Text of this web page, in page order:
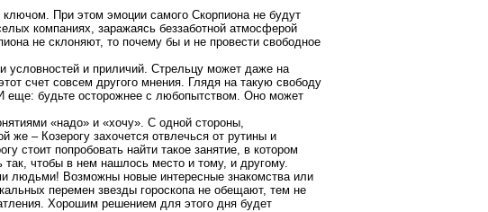
При этом эмоции самого Скорпиона не будут
компаниях, заражаясь беззаботной атмосферой
не склоняют, то почему бы и не провести свободное
условностей и приличий. Стрельцу может даже на
счет совсем другого мнения. Глядя на такую свободу
еще: будьте осторожнее с любопытством. Оно может
«надо» и «хочу». С одной стороны,
же – Козерогу захочется отвлечься от рутины и
стоит попробовать найти такое занятие, в котором
чтобы в нем нашлось место и тому, и другому.
Возможны новые интересные знакомства или
перемен звезды гороскопа не обещают, тем не
Хорошим решением для этого дня будет